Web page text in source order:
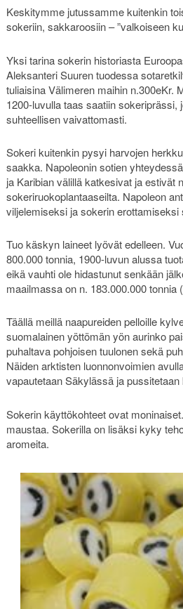
Keskitymme jutussamme kuitenkin
sokeriin, sakkaroosiin – ”valkoiseen
Yksi tarina sokerin historiasta
Aleksanteri Suuren tuodessa
tuliaisina Välimeren maihin n.300eKr.
1200-luvulla taas saatiin sokeriprässi,
suhteellisen vaivattomasti.
Sokeri kuitenkin pysyi harvojen
saakka. Napoleonin sotien
ja Karibian välillä katkesivat ja estivät
sokeriruokoplantaaseilta. Napoleon
viljelemiseksi ja sokerin erottamiseksi
Tuo käskyn laineet lyövät edelleen.
800.000 tonnia, 1900-luvun alussa
eikä vauhti ole hidastunut senkään
maailmassa on n. 183.000.000 tonnia
Täällä meillä naapureiden pelloille
suomalainen yöttömän yön aurinko
puhaltava pohjoisen tuulonen sekä
Näiden arktisten luonnonvoimien
vapautetaan Säkylässä ja
Sokerin käyttökohteet ovat
maustaa. Sokerilla on lisäksi kyky
aromeita.